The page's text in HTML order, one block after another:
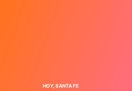
HOY, SANTA FE